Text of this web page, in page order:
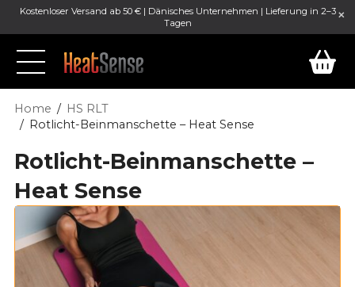
Kostenloser Versand ab 50 € | Dänisches Unternehmen | Lieferung in 2–3
Tagen
Home
HS RLT
Rotlicht-Beinmanschette – Heat Sense
Rotlicht-Beinmanschette –
Heat Sense